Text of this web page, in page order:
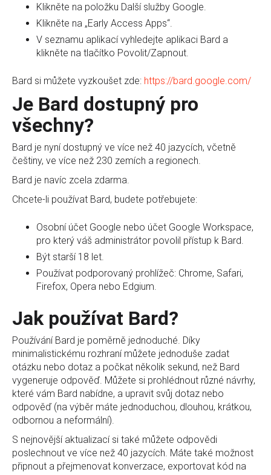
Klikněte na položku Další služby Google.
Klikněte na „Early Access Apps“.
V seznamu aplikací vyhledejte aplikaci Bard a
klikněte na tlačítko Povolit/Zapnout.
Bard si můžete vyzkoušet zde: https://bard.google.com/
Je Bard dostupný pro
všechny?
Bard je nyní dostupný ve více než 40 jazycích, včetně
češtiny, ve více než 230 zemích a regionech.
Bard je navíc zcela zdarma.
Chcete-li používat Bard, budete potřebujete:
Osobní účet Google nebo účet Google Workspace,
pro který váš administrátor povolil přístup k Bard.
Být starší 18 let.
Používat podporovaný prohlížeč: Chrome, Safari,
Firefox, Opera nebo Edgium.
Jak používat Bard?
Používání Bard je poměrně jednoduché. Díky
minimalistickému rozhraní můžete jednoduše zadat
otázku nebo dotaz a počkat několik sekund, než Bard
vygeneruje odpověď. Můžete si prohlédnout různé návrhy,
které vám Bard nabídne, a upravit svůj dotaz nebo
odpověď (na výběr máte jednoduchou, dlouhou, krátkou,
odbornou a neformální).
S nejnovější aktualizací si také můžete odpovědi
poslechnout ve více než 40 jazycích. Máte také možnost
připnout a přejmenovat konverzace, exportovat kód na